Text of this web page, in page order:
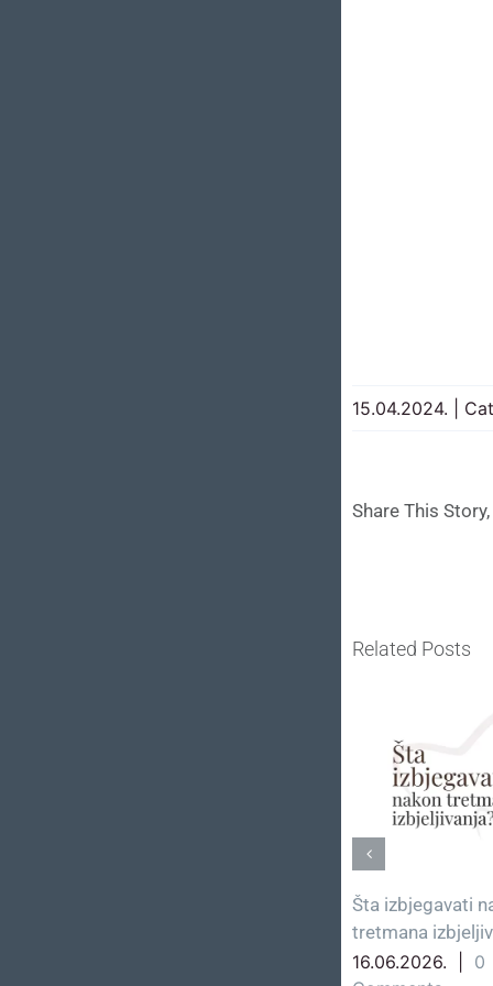
15.04.2024.
Share This
Related Posts
Preciznost u
detalju
12.06.2026.